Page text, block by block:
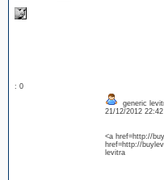
: 0
generic
21/12/2012
<a href=http://
href=http://
levitra